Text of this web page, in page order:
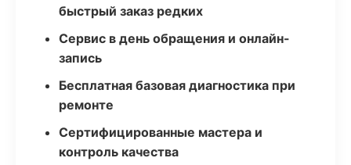
быстрый заказ редких
Сервис в день обращения и онлайн-
запись
Бесплатная базовая диагностика при
ремонте
Сертифицированные мастера и
контроль качества